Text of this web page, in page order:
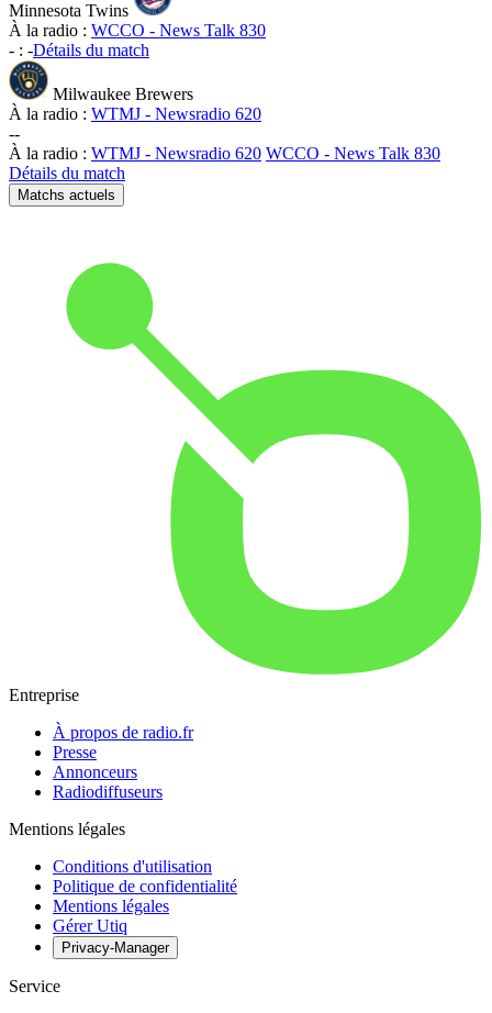
Minnesota Twins
À la radio : WCCO - News Talk 830
- : -Détails du match
Milwaukee Brewers
À la radio : WTMJ - Newsradio 620
--
À la radio : WTMJ - Newsradio 620 WCCO - News Talk 830
Détails du match
Matchs actuels
Entreprise
À propos de radio.fr
Presse
Annonceurs
Radiodiffuseurs
Mentions légales
Conditions d'utilisation
Politique de confidentialité
Mentions légales
Gérer Utiq
Privacy-Manager
Service